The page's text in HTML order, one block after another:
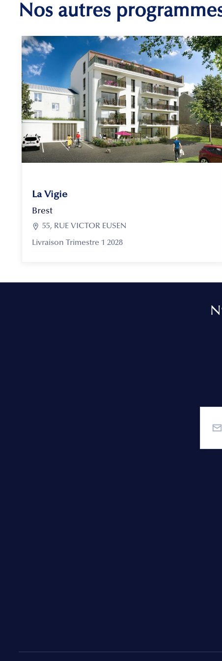
Nos autres
La Vigie
Brest
 55, RUE VICTOR EUSEN
Livraison Trimestre 1 2028